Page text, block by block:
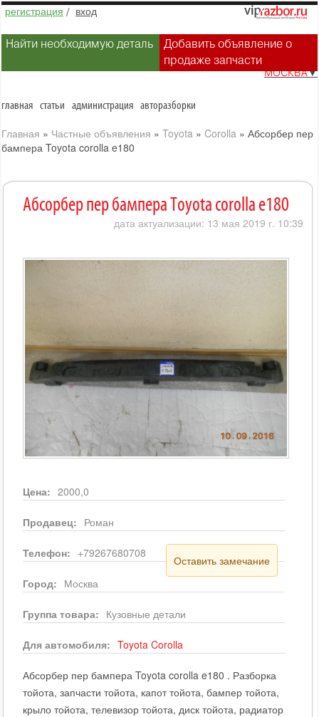
регистрация / вход
Найти необходимую деталь
Добавить объявление о
продаже запчасти
МОСКВА▼
главная статьи администрация авторазборки
Главная » Частные объявления » Toyota » Corolla » Абсорбер пер
бампера Toyota corolla e180
Абсорбер пер бампера Toyota corolla e180
дата актуализации: 13 мая 2019 г. 10:39
Цена: 2000,0
Продавец: Роман
Телефон: +79267680708
Оставить замечание
Город: Москва
Группа товара: Кузовные детали
Для автомобиля: Toyota Corolla
Абсорбер пер бампера Toyota corolla e180 . Разборка
тойота, запчасти тойота, капот тойота, бампер тойота,
крыло тойота, телевизор тойота, диск тойота, радиатор